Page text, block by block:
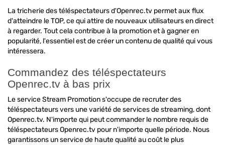
La tricherie des téléspectateurs d'Openrec.tv permet aux flux
d'atteindre le TOP, ce qui attire de nouveaux utilisateurs en direct
à regarder. Tout cela contribue à la promotion et à gagner en
popularité, l'essentiel est de créer un contenu de qualité qui vous
intéressera.
Commandez des téléspectateurs
Openrec.tv à bas prix
Le service Stream Promotion s'occupe de recruter des
téléspectateurs vers une variété de services de streaming, dont
Openrec.tv. N'importe qui peut commander le nombre requis de
téléspectateurs Openrec.tv pour n'importe quelle période. Nous
garantissons un service de haute qualité au coût le plus